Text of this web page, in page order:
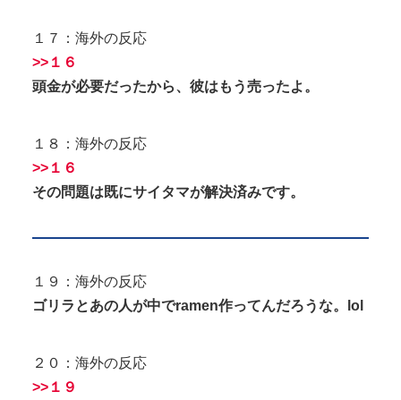
１７：海外の反応
>>１６
頭金が必要だったから、彼はもう売ったよ。
１８：海外の反応
>>１６
その問題は既にサイタマが解決済みです。
１９：海外の反応
ゴリラとあの人が中でramen作ってんだろうな。lol
２０：海外の反応
>>１９